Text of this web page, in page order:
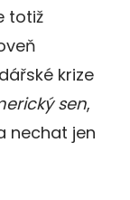
totiž
krize
sen,
nechat jen